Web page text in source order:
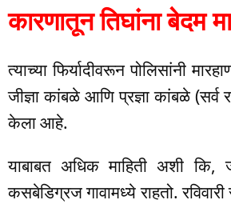
कारणातून तिघांना बेदम
त्याच्या फिर्यादीवरून पोलिसांनी
जीज्ञा कांबळे आणि प्रज्ञा कांबळे
केला आहे.
याबाबत अधिक माहिती अशी
कसबेडिग्रज गावामध्ये राहतो.